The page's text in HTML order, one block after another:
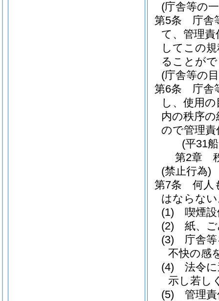
(庁舎等の
第5条
庁舎
て、管理
してこの
ることが
(庁舎等の
第6条
庁舎
し、使用
内の秩序
ので管理
(平31
第2章
(禁止行為)
第7条
何人
はならな
(1)
喫煙
(2)
紙、
(3)
庁舎
不快の感
(4)
法令
示し若し
(5)
管理